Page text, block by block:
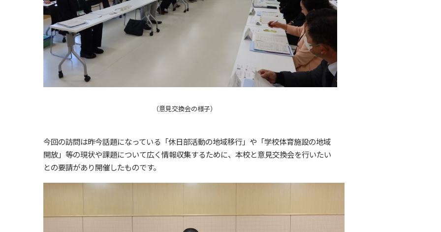
（意見交換会の様子）
今回の訪問は昨今話題になっている「休日部活動の地域移行」や「学校体育施設の地域
開放」等の現状や課題について広く情報収集するために、本校と意見交換会を行いたい
との要請があり開催したものです。